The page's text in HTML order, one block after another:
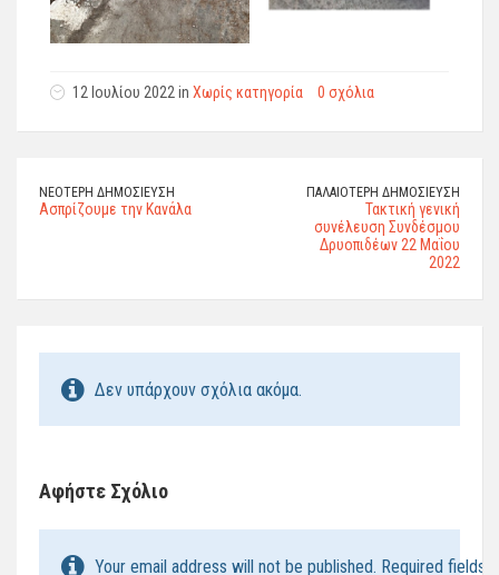
12 Ιουλίου 2022 in Χωρίς κατηγορία 0 σχόλια
ΝΕΌΤΕΡΗ ΔΗΜΟΣΊΕΥΣΗ
Ασπρίζουμε την Κανάλα
ΠΑΛΑΙΌΤΕΡΗ ΔΗΜΟΣΊΕΥΣΗ
Τακτική γενική
συνέλευση Συνδέσμου
Δρυοπιδέων 22 Μαΐου
2022
Δεν υπάρχουν σχόλια ακόμα.
Αφήστε Σχόλιο
Your email address will not be published. Required fields